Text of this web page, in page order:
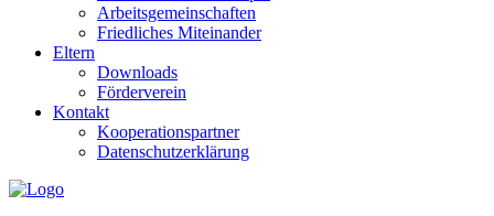
Arbeitsgemeinschaften
Friedliches Miteinander
Eltern
Downloads
Förderverein
Kontakt
Kooperationspartner
Datenschutzerklärung